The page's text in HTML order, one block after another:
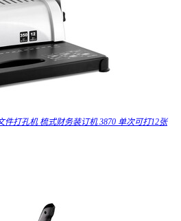
件打孔机 梳式财务装订机 3870 单次可打12张